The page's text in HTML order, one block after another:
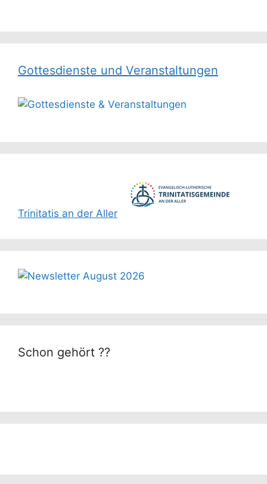
Gottesdienste und Veranstaltungen
Trinitatis an der Aller
Schon gehört ??